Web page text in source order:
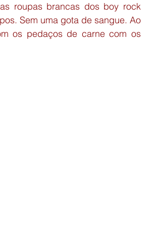
roupas brancas dos boy rock
Sem uma gota de sangue. Ao
os pedaços de carne com os